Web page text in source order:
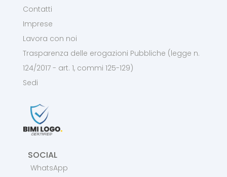
Contatti
Imprese
Lavora con noi
Trasparenza delle erogazioni Pubbliche (legge n.
124/2017 - art. 1, commi 125-129)
Sedi
SOCIAL
WhatsApp